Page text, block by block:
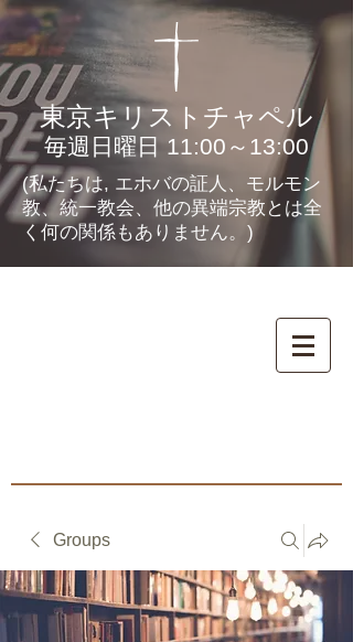
東京キリストチャペル
毎週日曜日 11:00～13:00
(私たちは, エホバの証人、モルモン
教、統一教会、他の異端宗教とは全
く何の関係もありません。)
Groups